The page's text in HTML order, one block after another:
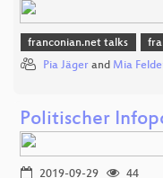
franconian.net talks
Pia Jäger and Mia
Politischer
2019-09-29
44